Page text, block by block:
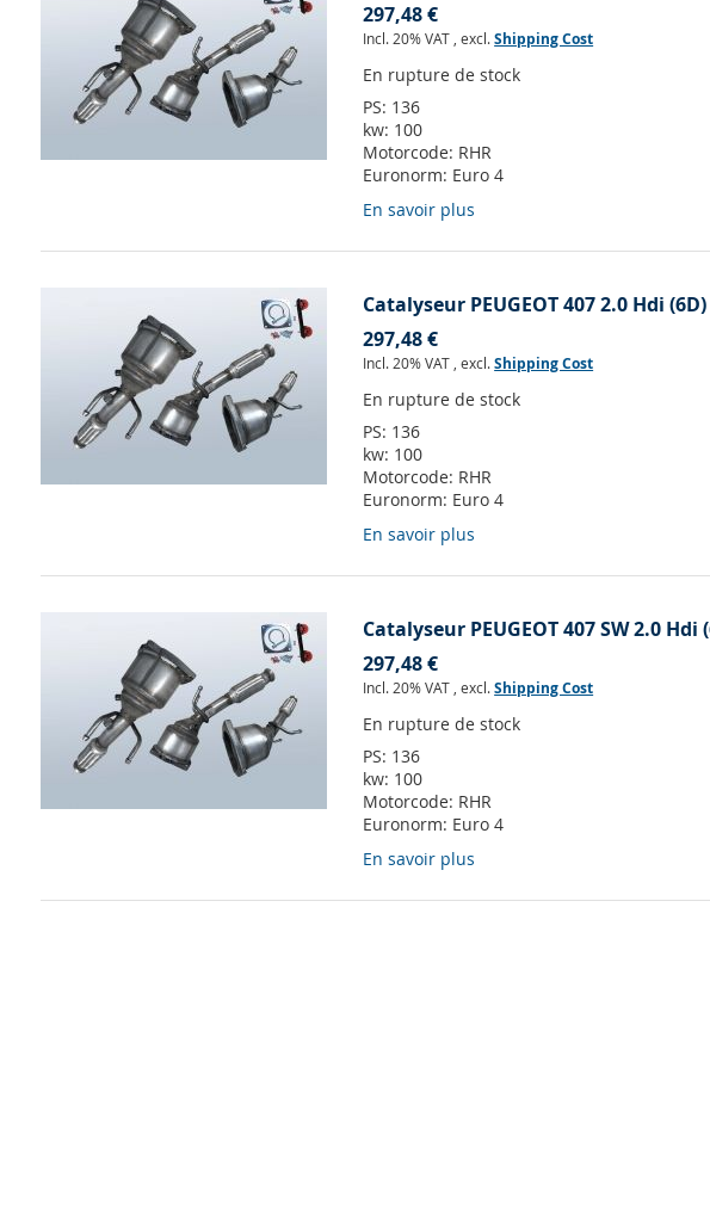
297,48 €
Incl. 20% VAT ,excl.Shipping Cost
En rupture de stock
PS: 136
kw: 100
Motorcode: RHR
Euronorm: Euro 4
En savoir plus
Catalyseur PEUGEOT 407 2.0 Hdi (6D)
297,48 €
Incl. 20% VAT ,excl.Shipping Cost
En rupture de stock
PS: 136
kw: 100
Motorcode: RHR
Euronorm: Euro 4
En savoir plus
Catalyseur PEUGEOT 407 SW 2.0 Hdi
297,48 €
Incl. 20% VAT ,excl.Shipping Cost
En rupture de stock
PS: 136
kw: 100
Motorcode: RHR
Euronorm: Euro 4
En savoir plus